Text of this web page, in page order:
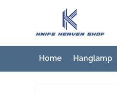
inhoud
K
n
i
f
Home Hanglamp